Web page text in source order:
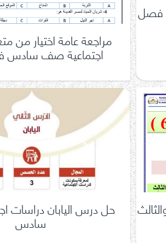
فصل
مراجعة عامة اختيار من
اجتماعية صف سادس
حل درس اليابان دراسات
سادس